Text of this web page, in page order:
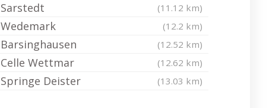
Sarstedt (11.12 km)
Wedemark (12.2 km)
Barsinghausen (12.52 km)
Celle Wettmar (12.62 km)
Springe Deister (13.03 km)